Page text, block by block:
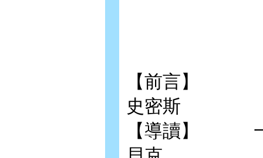
【前言】
史密斯
【導讀】